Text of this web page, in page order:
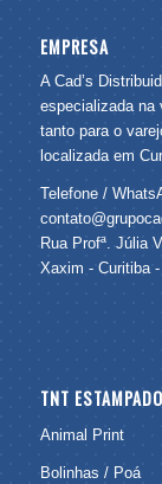
EMPRESA
A Cad’s
especializada na
tanto para o
localizada em
Telefone /
Rua Profª. Júlia
Xaxim - Curitiba
TNT ESTAMPADO
Animal Print
Bolinhas / Poá